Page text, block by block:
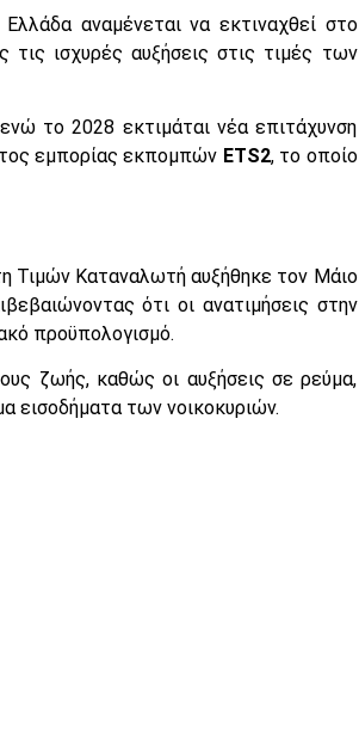
αναμένεται να εκτιναχθεί στο
ισχυρές αυξήσεις στις τιμές των
το 2028 εκτιμάται νέα επιτάχυνση
εμπορίας εκπομπών ETS2, το οποίο
Τιμών Καταναλωτή αυξήθηκε τον Μάιο
ότι οι ανατιμήσεις στην
προϋπολογισμό.
ζωής, καθώς οι αυξήσεις σε ρεύμα,
εισοδήματα των νοικοκυριών.